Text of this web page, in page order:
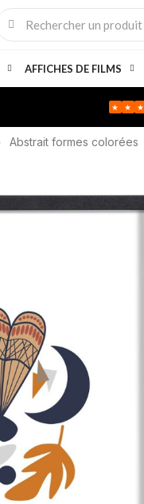
AFFICHES DE FILMS
★ ★ ★
Abstrait formes colorées